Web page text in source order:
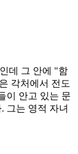
데 그 안에 "함
각처에서 전도
이 안고 있는 문
그는 영적 자녀